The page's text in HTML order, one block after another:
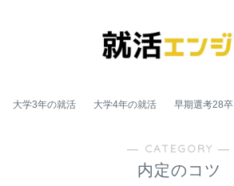
大学3年の就活 大学4年の就活 早期選考28卒
― CATEGORY ―
内定のコツ